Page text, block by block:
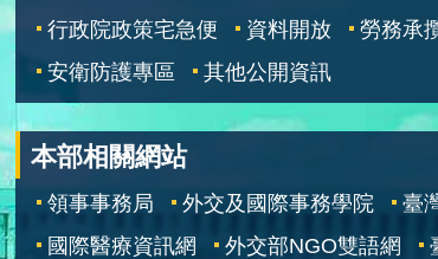
行政院政策宅急便
資料開放
勞務承
安衛防護專區
其他公開資訊
本部相關網站
領事事務局 外交及國際事務學院
臺
國際醫療資訊網
外交部NGO雙語網